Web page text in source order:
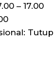
– 17.00
Tutup